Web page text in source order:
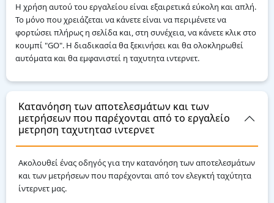
Η χρήση αυτού του εργαλείου είναι εξαιρετικά εύκολη και απλή.
Το μόνο που χρειάζεται να κάνετε είναι να περιμένετε να
φορτώσει πλήρως η σελίδα και, στη συνέχεια, να κάνετε κλικ στο
κουμπί "GO". Η διαδικασία θα ξεκινήσει και θα ολοκληρωθεί
αυτόματα και θα εμφανιστεί η ταχυτητα ιντερνετ.
Κατανόηση των αποτελεσμάτων και των
μετρήσεων που παρέχονται από το εργαλείο
μετρηση ταχυτητασ ιντερνετ
Ακολουθεί ένας οδηγός για την κατανόηση των αποτελεσμάτων
και των μετρήσεων που παρέχονται από τον ελεγκτή ταχύτητα
ίντερνετ μας.